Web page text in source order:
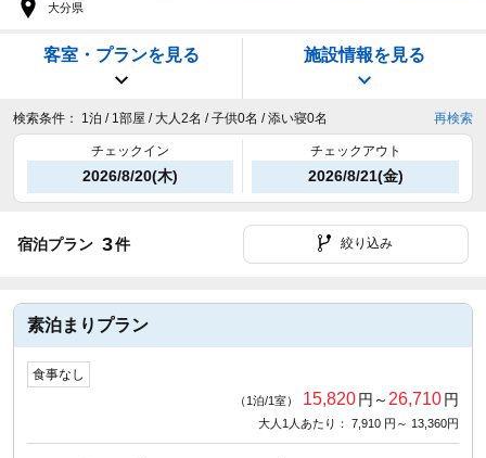
大分県
客室・プランを見る 施設情報を見る
検索条件： 1泊 / 1部屋 / 大人2名 / 子供0名 / 添い寝0名 再検索
チェックイン
2026/8/20(木)
チェックアウト
2026/8/21(金)
宿泊プラン 3件 絞り込み
素泊まりプラン
食事なし
（1泊/1室） 15,820円～ 26,710円
大人1人あたり： 7,910 円～ 13,360円